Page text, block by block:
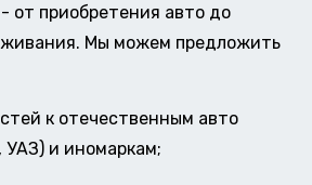
от приобретения авто до
Мы можем предложить
к отечественным авто
УАЗ) и иномаркам;